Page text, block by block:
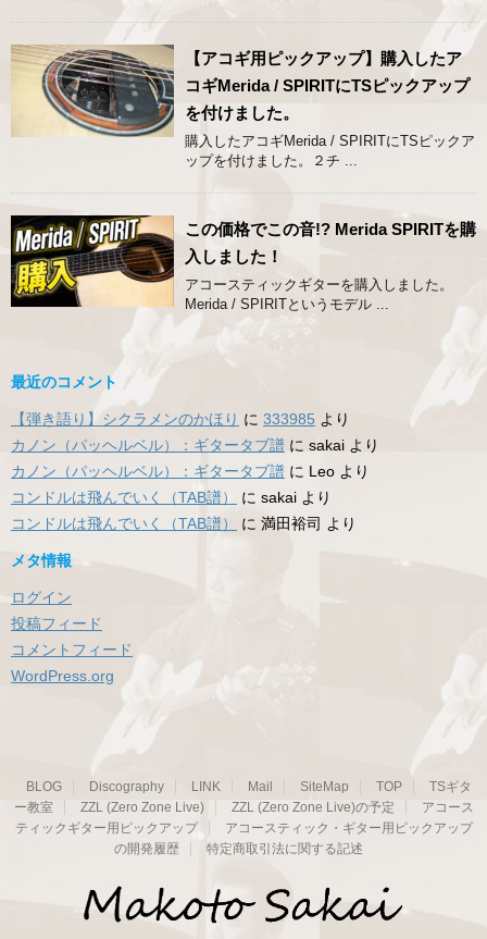
【アコギ用ピックアップ】購入したア
コギMerida / SPIRITにTSピックアップ
を付けました。
購入したアコギMerida / SPIRITにTSピックア
ップを付けました。２チ ...
この価格でこの音!? Merida SPIRITを購
入しました！
アコースティックギターを購入しました。
Merida / SPIRITというモデル ...
最近のコメント
【弾き語り】シクラメンのかほり に 333985 より
カノン（パッヘルベル）：ギタータブ譜 に sakai より
カノン（パッヘルベル）：ギタータブ譜 に Leo より
コンドルは飛んでいく（TAB譜）
に sakai より
コンドルは飛んでいく（TAB譜）
に 満田裕司 より
メタ情報
ログイン
投稿フィード
コメントフィード
WordPress.org
BLOG Discography LINK Mail SiteMap TOP
TSギタ
ー教室
ZZL (Zero Zone Live) ZZL (Zero Zone Live)の予定
アコース
ティックギター用ピックアップ
アコースティック・ギター用ピックアップ
の開発履歴
特定商取引法に関する記述